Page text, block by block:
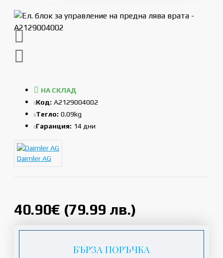
40.90€ (79.99 лв.)
НА СКЛАД
Код: A2129004002
Тегло: 0.09kg
Гаранция: 14 дни
Daimler AG
БЪРЗА ПОРЪЧКА